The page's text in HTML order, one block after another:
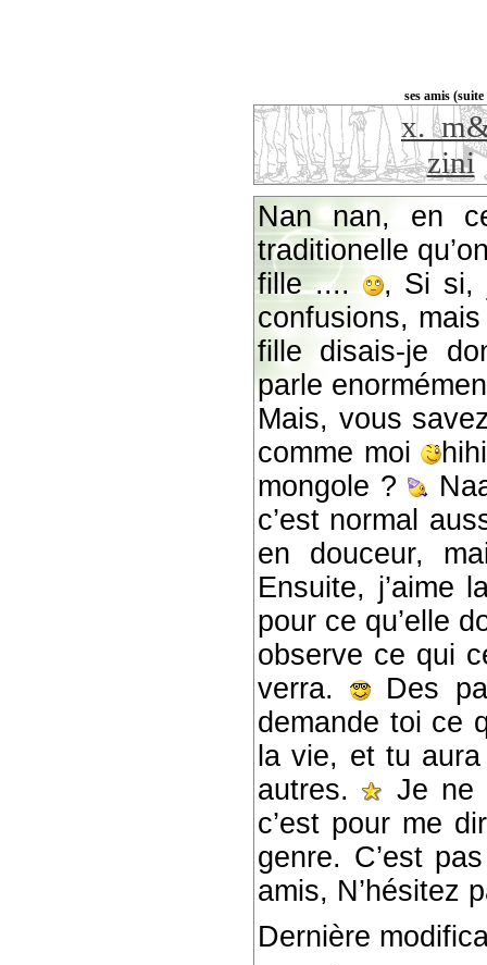
ses amis (suite
zini
Nan nan, en
traditionelle
fille ....
, Si si,
confusions,
fille disais-je
parle
Mais, vous
comme moi
mongole ?
c’est normal
en douceur,
Ensuite, j’aime
pour ce qu’elle
observe ce qui
verra.
Des
demande toi ce
la vie, et tu
autres.
Je ne
c’est pour me
genre. C’est
amis, N’hésitez
Dernière